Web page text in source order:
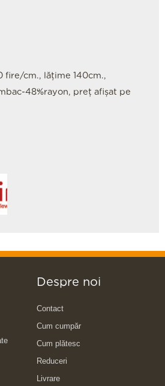
fire/cm., lățime 140cm.,
48%rayon, preț afișat pe
Despre noi
Contact
Cum cumpăr
Cum plătesc
Reduceri
Livrare